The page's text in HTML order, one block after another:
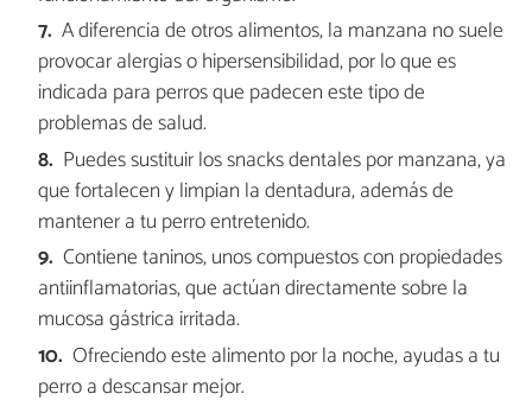
A diferencia de otros alimentos, la manzana no suele
provocar alergias o hipersensibilidad, por lo que es
indicada para perros que padecen este tipo de
problemas de salud.
Puedes sustituir los snacks dentales por manzana, ya
que fortalecen y limpian la dentadura, además de
mantener a tu perro entretenido.
Contiene taninos, unos compuestos con propiedades
antiinflamatorias, que actúan directamente sobre la
mucosa gástrica irritada.
Ofreciendo este alimento por la noche, ayudas a tu
perro a descansar mejor.